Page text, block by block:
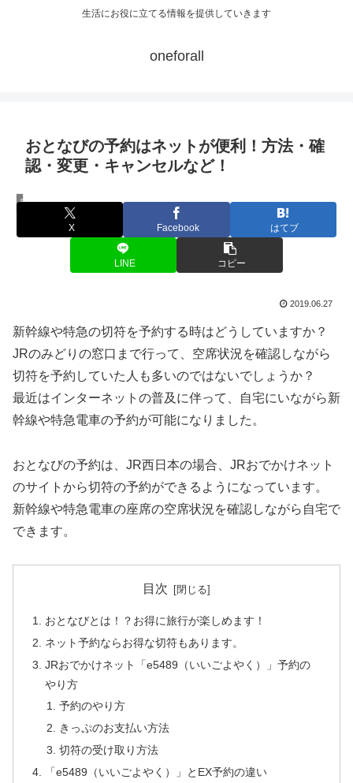
生活にお役に立てる情報を提供していきます
oneforall
おとなびの予約はネットが便利！方法・確
認・変更・キャンセルなど！
乗り物
X Facebook はてブ
LINE コピー
2019.06.27
新幹線や特急の切符を予約する時はどうしていますか？
JRのみどりの窓口まで行って、空席状況を確認しながら
切符を予約していた人も多いのではないでしょうか？
最近はインターネットの普及に伴って、自宅にいながら新
幹線や特急電車の予約が可能になりました。
おとなびの予約は、JR西日本の場合、JRおでかけネット
のサイトから切符の予約ができるようになっています。
新幹線や特急電車の座席の空席状況を確認しながら自宅で
できます。
目次
おとなびとは！？お得に旅行が楽しめます！
ネット予約ならお得な切符もあります。
JRおでかけネット「e5489（いいごよやく）」予約の
やり方
予約のやり方
きっぷのお支払い方法
切符の受け取り方法
「e5489（いいごよやく）」とEX予約の違い